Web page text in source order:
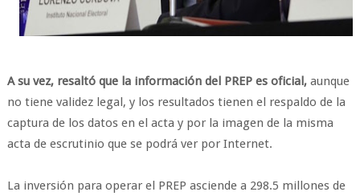
A su vez, resaltó que la información del PREP es oficial,aunque
no tiene validez legal, y los resultados tienen el respaldo de la
captura de los datos en el acta y por la imagen de la misma
acta de escrutinio que se podrá ver por Internet.
La inversión para operar el PREP asciende a 298.5 millones de